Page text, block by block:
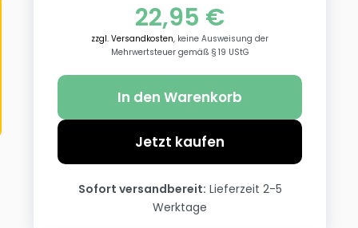
22,95 €
zzgl. Versandkosten, keine Ausweisung der
Mehrwertsteuer gemäß § 19 UStG
In den Warenkorb
Jetzt kaufen
Sofort versandbereit: Lieferzeit 2-5
Werktage